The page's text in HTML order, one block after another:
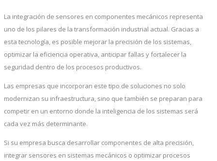
La integración de sensores en componentes mecánicos representa
uno de los pilares de la transformación industrial actual. Gracias a
esta tecnología, es posible mejorar la precisión de los sistemas,
optimizar la eficiencia operativa, anticipar fallas y fortalecer la
seguridad dentro de los procesos productivos.
Las empresas que incorporan este tipo de soluciones no solo
modernizan su infraestructura, sino que también se preparan para
competir en un entorno donde la inteligencia de los sistemas será
cada vez más determinante.
Si su empresa busca desarrollar componentes de alta precisión,
integrar sensores en sistemas mecánicos o optimizar procesos